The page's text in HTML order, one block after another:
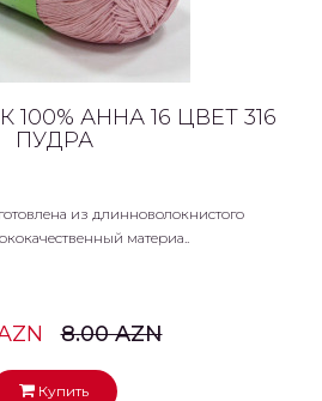
АННА 16 ЦВЕТ 316
ПУДРА
из длинноволокнистого
материа..
8.00 AZN
Купить